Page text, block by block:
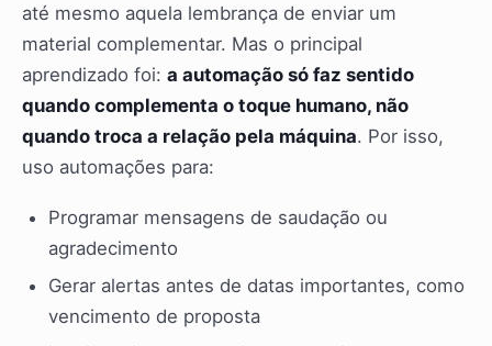
até mesmo aquela lembrança de enviar um
material complementar. Mas o principal
aprendizado foi: a automação só faz sentido
quando complementa o toque humano, não
quando troca a relação pela máquina. Por isso,
uso automações para:
Programar mensagens de saudação ou
agradecimento
Gerar alertas antes de datas importantes, como
vencimento de proposta